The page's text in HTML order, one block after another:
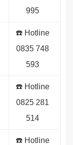
995
☎️ Hotline
0835 748
593
☎️ Hotline
0825 281
514
☎️ Hotline